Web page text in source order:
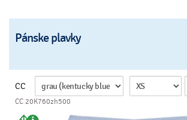
Pánske plavky
CC
CC 20K760zh500